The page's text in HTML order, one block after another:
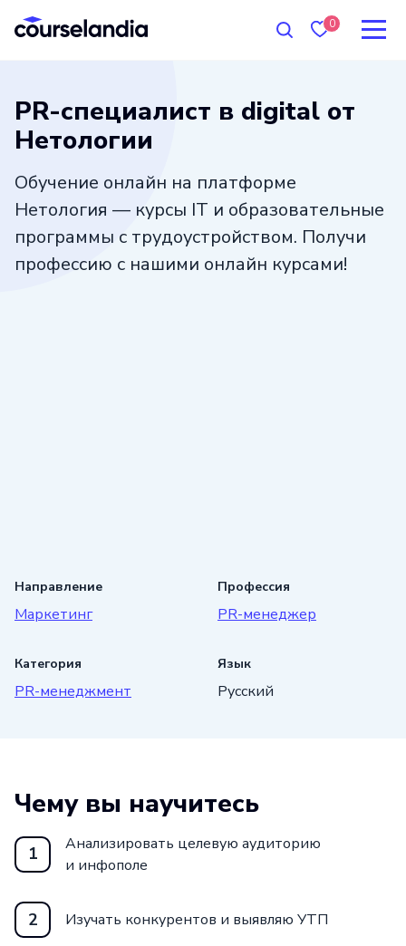
0
PR-специалист в digital от
Нетологии
Обучение онлайн на платформе
Нетология — курсы IT и образовательные
программы с трудоустройством. Получи
профессию с нашими онлайн курсами!
Направление
Маркетинг
Профессия
PR-менеджер
Категория
PR-менеджмент
Язык
Русский
Чему вы научитесь
1
Анализировать целевую аудиторию
и инфополе
2 Изучать конкурентов и выявляю УТП